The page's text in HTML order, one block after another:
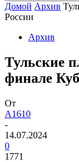
Домой Архив
России
Архив
Тульские
финале
От
A1610
-
14.07.2024
0
1771